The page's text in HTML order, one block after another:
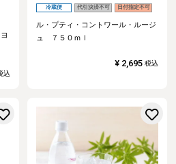
込
冷蔵便 代引決済不可 日付指定不可
ル・プティ・コントワール・ルージ
ュ ７５０ｍｌ
¥ 2,695 税込
お気に入りに登録する